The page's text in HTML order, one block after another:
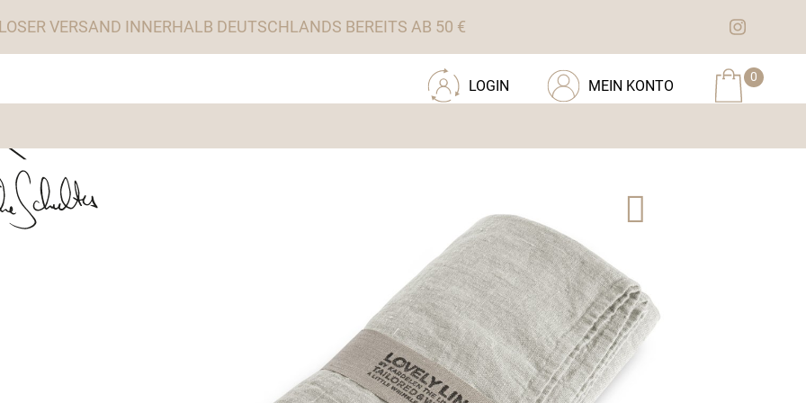
VERSAND INNERHALB DEUTSCHLANDS BEREITS AB 50 €
0
MEIN KONTO
LOGIN